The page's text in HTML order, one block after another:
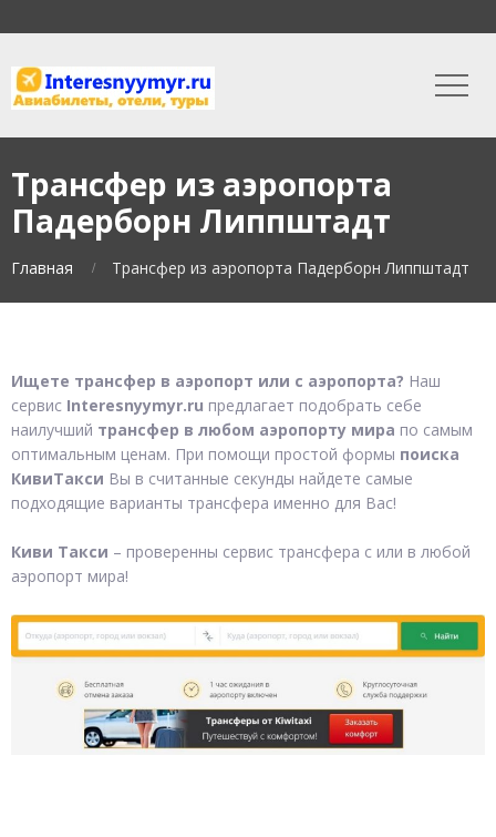
Трансфер из аэропорта
Падерборн Липпштадт
Главная Трансфер из аэропорта Падерборн Липпштадт
Ищете трансфер в аэропорт или с аэропорта? Наш
сервис Interesnyymyr.ru предлагает подобрать себе
наилучший трансфер в любом аэропорту мира по самым
оптимальным ценам. При помощи простой формы поиска
КивиТакси Вы в считанные секунды найдете самые
подходящие варианты трансфера именно для Вас!
Киви Такси – проверенны сервис трансфера с или в любой
аэропорт мира!